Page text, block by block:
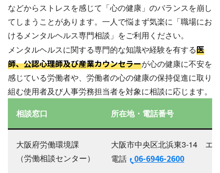
などからストレスを感じて「心の健康」のバランスを崩し
てしまうことがあります。一人で悩まず気楽に「職場にお
けるメンタルヘルス専門相談」をご利用ください。
メンタルヘルスに関する専門的な知識や経験を有する医
師、公認心理師及び産業カウンセラーが心の健康に不安を
感じている労働者や、労働者の心の健康の保持促進に取り
組む使用者及び人事労務担当者を対象に相談に応じます。
相談窓口
所在地・電話番号
大阪府労働環境課
（労働相談センター）
大阪市中央区北浜東3-14 エ
電話
06-6946-2600